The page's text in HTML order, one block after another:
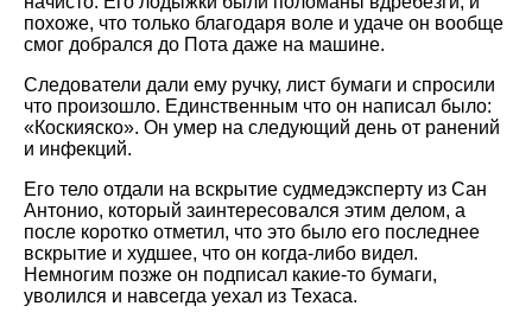
похоже, что только благодаря воле и удаче он вообще
смог добрался до Пота даже на машине.
Следователи дали ему ручку, лист бумаги и спросили
что произошло. Единственным что он написал было:
«Коскияско». Он умер на следующий день от ранений
и инфекций.
Его тело отдали на вскрытие судмедэксперту из Сан
Антонио, который заинтересовался этим делом, а
после коротко отметил, что это было его последнее
вскрытие и худшее, что он когда-либо видел.
Немногим позже он подписал какие-то бумаги,
уволился и навсегда уехал из Техаса.